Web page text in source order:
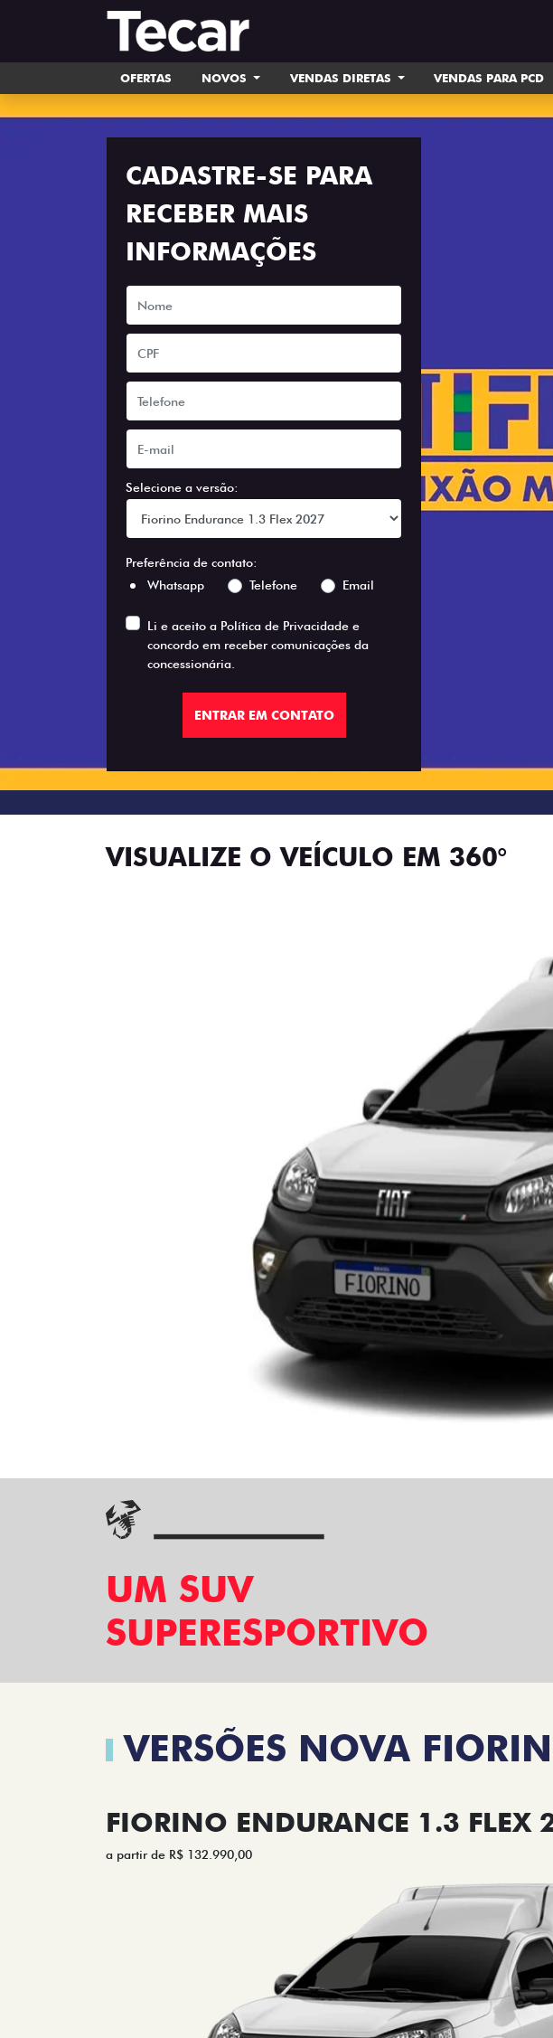
OFERTAS NOVOS VENDAS DIRETAS VENDAS PARA PCD
CADASTRE-SE PARA
RECEBER MAIS
INFORMAÇÕES
Selecione a versão:
Preferência de contato:
Whatsapp
Telefone Email
Li e aceito a Política de Privacidade e
concordo em receber comunicações da
concessionária.
ENTRAR EM CONTATO
VISUALIZE O VEÍCULO EM 360°
UM SUV
SUPERESPORTIVO
VERSÕES NOVA
FIORINO ENDURANCE 1.3 FLEX
a partir de R$ 132.990,00